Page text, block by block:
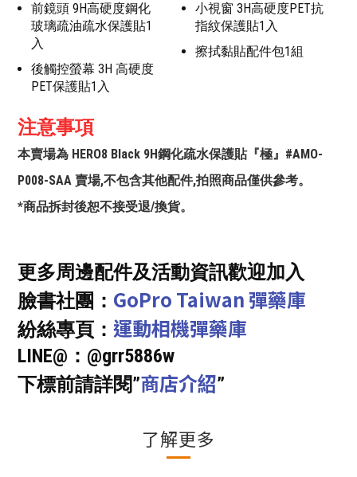
前鏡頭 9H高硬度鋼化
玻璃疏油疏水保護貼1
入
後觸控螢幕 3H 高硬度
PET保護貼1入
小視窗 3H高硬度PET抗
指紋保護貼1入
擦拭黏貼配件包1組
注意事項
本賣場為 HERO8 Black 9H鋼化疏水保護貼『極』#AMO-
P008-SAA 賣場,不包含其他配件,拍照商品僅供參考。
*商品拆封後恕不接受退/換貨。
更多周邊配件及活動資訊歡迎加入
臉書社團： GoPro Taiwan 彈藥庫
紛絲專頁： 運動相機彈藥庫
LINE@：@grr5886w
下標前請詳閱”商店介紹”
了解更多